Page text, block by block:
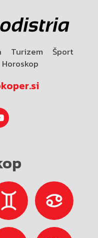
Turizem
Šport
Horoskop